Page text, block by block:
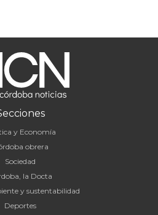
y Economía
obrera
Sociedad
la Docta
y sustentabilidad
Deportes